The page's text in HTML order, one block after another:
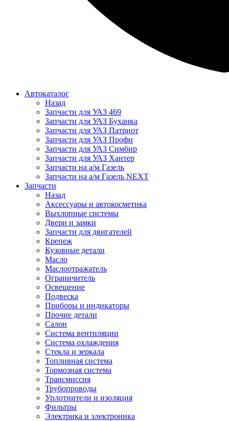
Автокаталог
Назад
Запчасти для УАЗ 469
Запчасти для УАЗ Буханка
Запчасти для УАЗ Патриот
Запчасти для УАЗ Профи
Запчасти для УАЗ Симбир
Запчасти для УАЗ Хантер
Запчасти на а/м Газель
Запчасти на а/м Газель NEXT
Запчасти
Назад
Аксессуары и автокосметика
Выхлопные системы
Двери и замки
Запчасти для двигателей
Крепеж
Кузовные детали
Масло
Маслоотражатель
Ограничитель
Освещение
Подвеска
Приборы и индикаторы
Прочие детали
Салон
Система вентиляции
Система охлаждения
Стекла и зеркала
Топливная система
Тормозная система
Трансмиссия
Трубопроводы
Уплотнители и изоляция
Фильтры
Электрика и электроника